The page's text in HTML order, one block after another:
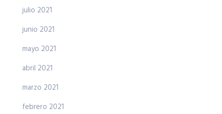
julio 2021
junio 2021
mayo 2021
abril 2021
marzo 2021
febrero 2021